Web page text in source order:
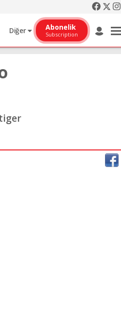
Diğer Abonelik
Subscription